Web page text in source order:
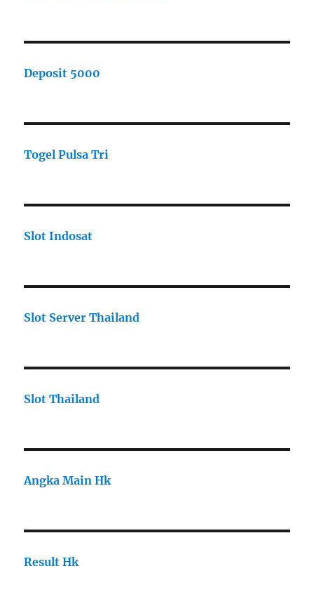
Deposit 5000
Togel Pulsa Tri
Slot Indosat
Slot Server Thailand
Slot Thailand
Angka Main Hk
Result Hk